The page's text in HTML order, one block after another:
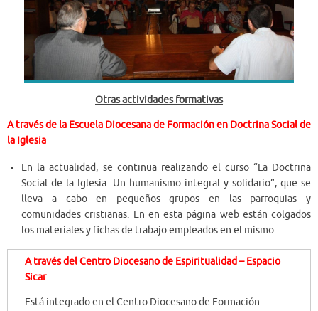
Otras actividades formativas
A través de la Escuela Diocesana de Formación en Doctrina Social de
la Iglesia
En la actualidad, se continua realizando el curso “La Doctrina
Social de la Iglesia: Un humanismo integral y solidario”, que se
lleva a cabo en pequeños grupos en las parroquias y
comunidades cristianas. En en esta página web están colgados
los materiales y fichas de trabajo empleados en el mismo
A través del Centro Diocesano de Espiritualidad– Espacio
Sicar
Está integrado en el Centro Diocesano de Formación